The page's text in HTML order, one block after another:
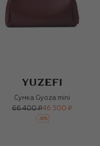
Сумка Gyoza mini
66 400 ₽46 500 ₽
-30%